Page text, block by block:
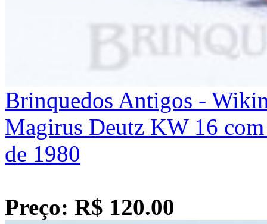
Brinquedos Antigos -
Magirus Deutz KW 16
de 1980
Preço: R$ 120.00